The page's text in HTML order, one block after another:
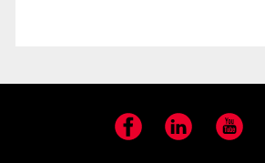
Facebook LinkedIn YouTube